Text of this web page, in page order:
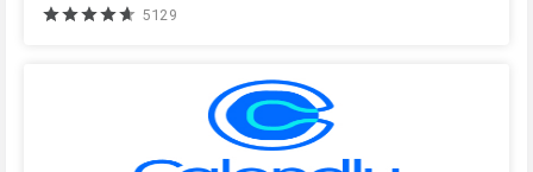
5129